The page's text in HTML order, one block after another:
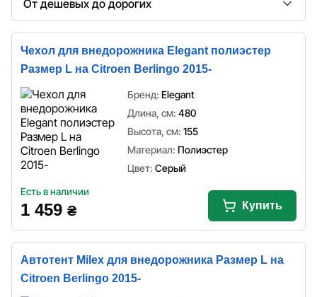
Чехол для внедорожника Elegant полиэстер
Размер L на Citroen Berlingo 2015-
Бренд: Elegant
Длина, см: 480
Высота, см: 155
Материал: Полиэстер
Цвет: Серый
Есть в наличии
1 459 ₴ Купить
Автотент Milex для внедорожника Размер L на
Citroen Berlingo 2015-